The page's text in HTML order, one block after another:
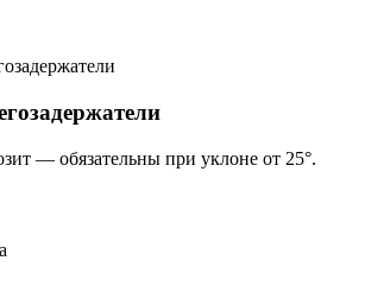
— обязательны при уклоне от 25°.